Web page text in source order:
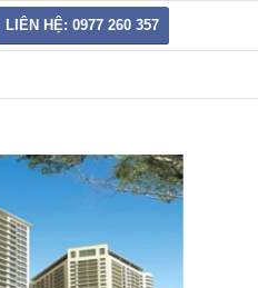
LIÊN HỆ: 0977 260 357